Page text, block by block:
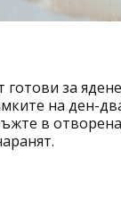
готови за
на ден-
в